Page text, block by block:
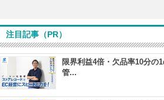
注目記事（PR）
限界利益4倍・欠品率10分
管...